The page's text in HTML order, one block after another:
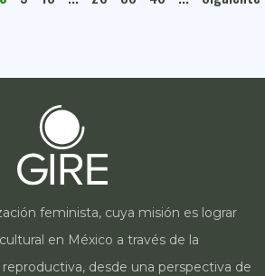
feminista, cuya misión es lograr
en México a través de la
desde una perspectiva de